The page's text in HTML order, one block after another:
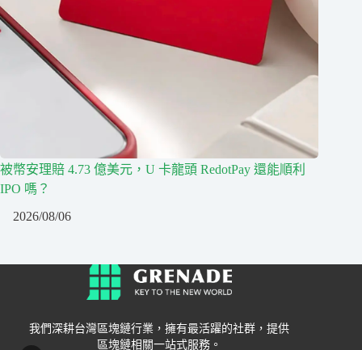
被幣安理賠 4.73 億美元，U 卡龍頭 RedotPay 還能順利
IPO 嗎？
2026/08/06
我們深耕台灣區塊鏈行業，擁有最活躍的社群，提供
區塊鏈相關一站式服務。